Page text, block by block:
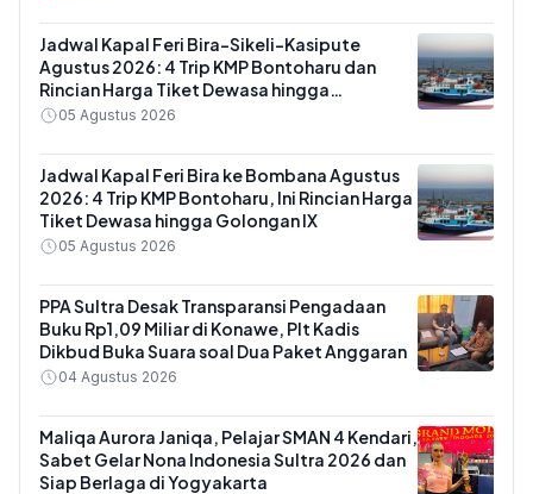
Jadwal Kapal Feri Bira-Sikeli-Kasipute
Agustus 2026: 4 Trip KMP Bontoharu dan
Rincian Harga Tiket Dewasa hingga
Kendaraan Golongan IX
05 Agustus 2026
Jadwal Kapal Feri Bira ke Bombana Agustus
2026: 4 Trip KMP Bontoharu, Ini Rincian Harga
Tiket Dewasa hingga Golongan IX
05 Agustus 2026
PPA Sultra Desak Transparansi Pengadaan
Buku Rp1,09 Miliar di Konawe, Plt Kadis
Dikbud Buka Suara soal Dua Paket Anggaran
04 Agustus 2026
Maliqa Aurora Janiqa, Pelajar SMAN 4 Kendari,
Sabet Gelar Nona Indonesia Sultra 2026 dan
Siap Berlaga di Yogyakarta